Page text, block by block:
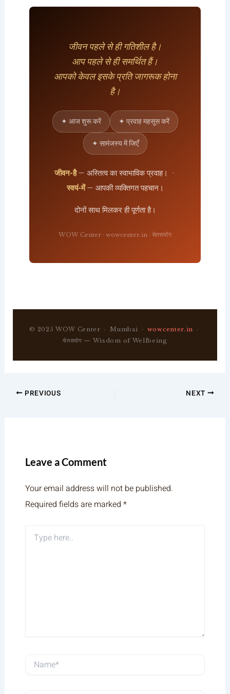
जीवन पहले से ही गतिशील है।
आप पहले से ही समर्थित हैं।
आपको केवल इसके प्रति जागरूक होना
है।
✦ आज शुरू करें ✦ प्रवाह महसूस करें
✦ सामंजस्य में जिएँ
जीवन-है— अस्तित्व का स्वाभाविक प्रवाह। ·
स्वयं-में— आपकी व्यक्तिगत पहचान।
दोनों साथ मिलकर ही पूर्णता है।
WOW Center · wowcenter.in · चेतसयोग
© 2025 WOW Center · Mumbai · wowcenter.in
·
चेतसयोग — Wisdom of Wellbeing
PREVIOUS NEXT
Leave a Comment
Your email address will not be published.
Required fields are marked *
Type
Name*